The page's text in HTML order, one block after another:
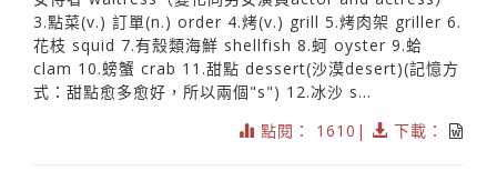
3.點菜(v.) 訂單(n.) order 4.烤(v.) grill 5.烤肉架 griller 6.
花枝 squid 7.有殼類海鮮 shellfish 8.蚵 oyster 9.蛤
clam 10.螃蟹 crab 11.甜點 dessert(沙漠desert)(記憶方
式：甜點愈多愈好，所以兩個"s") 12.冰沙 s...
點閱： 1610|
下載：